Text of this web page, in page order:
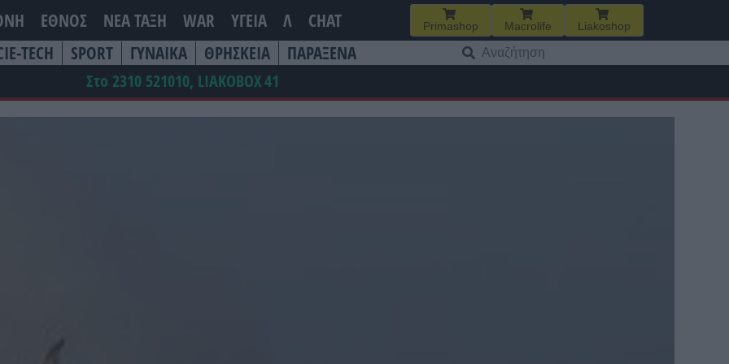
ΕΘΝΟΣ ΝΕΑ ΤΆΞΗ WAR ΥΓΕΙΑ Λ CHAT Primashop Macrolife Liakoshop
TECH SPORT ΓΥΝΑΙΚΑ ΘΡΗΣΚΕΙΑ ΠΑΡΑΞΕΝΑ
για:
Στο 2310 521010, LIAKOBOX41